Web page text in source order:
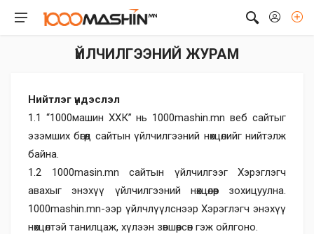
ҮЙЛЧИЛГЭЭНИЙ ЖУРАМ
Нийтлэг үндэслэл
1.1 “1000машин ХХК” нь 1000mashin.mn веб сайтыг
эзэмших бөгөөд сайтын үйлчилгээний нөхцөлийг нийтэлж
байна.
1.2 1000masin.mn сайтын үйлчилгээг Хэрэглэгч
авахыг энэхүү үйлчилгээний нөхцөлөөр зохицуулна.
1000mashin.mn-ээр үйлчлүүлснээр Хэрэглэгч энэхүү
нөхцөлтэй танилцаж, хүлээн зөвшөөрсөн гэж ойлгоно.